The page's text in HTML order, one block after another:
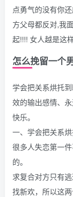
点勇气的没有你
方父母都反对,我
起!!!! 女人越是这
怎么挽留一个
学会把关系烘托
效的输出感情、
快乐。
一、学会把关系烘
很多人失恋第一
的。
求复合对方只有
找新欢，所以这两